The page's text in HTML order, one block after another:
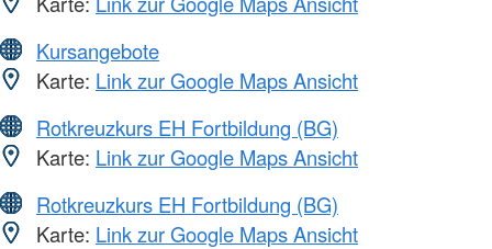
Kursangebote
Karte: Link zur Google Maps Ansicht
Rotkreuzkurs EH Fortbildung (BG)
Karte: Link zur Google Maps Ansicht
Rotkreuzkurs EH Fortbildung (BG)
Karte: Link zur Google Maps Ansicht